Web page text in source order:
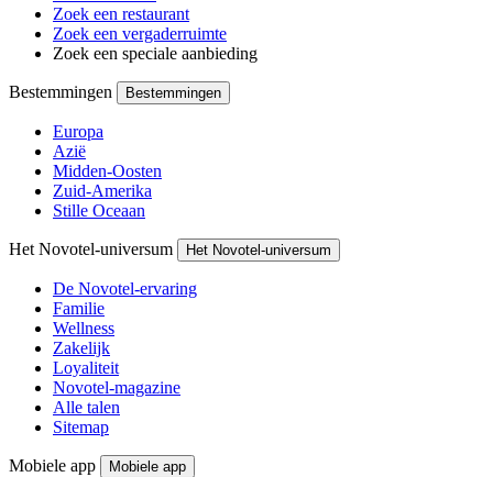
Zoek een restaurant
Zoek een vergaderruimte
Zoek een speciale aanbieding
Bestemmingen Bestemmingen
Europa
Azië
Midden-Oosten
Zuid-Amerika
Stille Oceaan
Het Novotel-universum Het Novotel-universum
De Novotel-ervaring
Familie
Wellness
Zakelijk
Loyaliteit
Novotel-magazine
Alle talen
Sitemap
Mobiele app Mobiele app